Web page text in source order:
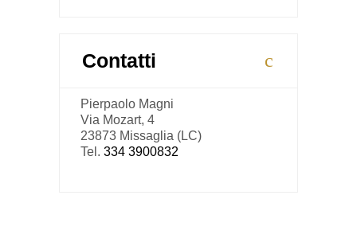
Contatti
Pierpaolo Magni
Via Mozart, 4
23873 Missaglia (LC)
Tel. 334 3900832